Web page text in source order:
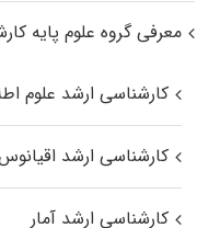
معرفی گروه علوم پایه
کارشناسی ارشد علوم
کارشناسی ارشد
کارشناسی ارشد آمار